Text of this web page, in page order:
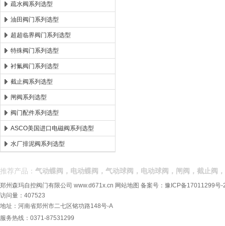
疏水阀系列选型
油田阀门系列选型
超超临界阀门系列选型
特殊阀门系列选型
衬氟阀门系列选型
截止阀系列选型
闸阀系列选型
阀门配件系列选型
ASCO美国进口电磁阀系列选型
水厂排泥阀系列选型
推荐产品： 气动蝶阀，电动蝶阀，气动球阀，电动球阀，闸阀，截止阀
郑州森玛自控阀门有限公司 www.d671x.cn 网站地图 备案号： 豫ICP备17011299号-
访问量：407523
地址：河南省郑州市二七区铭功路148号-A
服务热线：0371-87531299